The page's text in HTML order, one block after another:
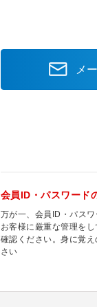
メ
会員ID・パスワード
万が一、会員ID・パス
お客様に厳重な管理を
確認ください。身に覚
さい